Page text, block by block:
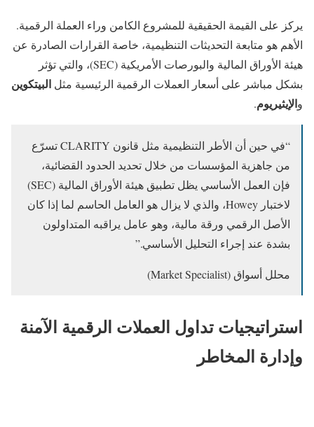
يركز على القيمة الحقيقية للمشروع الكامن وراء العملة الرقمية.
الأهم هو متابعة التحديثات التنظيمية، خاصة القرارات الصادرة عن
هيئة الأوراق المالية والبورصات الأمريكية (SEC)، والتي تؤثر
بشكل مباشر على أسعار العملات الرقمية الرئيسية مثل البيتكوين
والإيثيريوم.
“في حين أن الأطر التنظيمية مثل قانون CLARITY تسرّع
من جاهزية المؤسسات من خلال تحديد الحدود القضائية،
فإن العمل الأساسي يظل تطبيق هيئة الأوراق المالية (SEC)
لاختبار Howey، والذي لا يزال هو العامل الحاسم لما إذا كان
الأصل الرقمي ورقة مالية، وهو عامل يراقبه المتداولون
بشدة عند إجراء التحليل الأساسي.”
محلل أسواق (Market Specialist)
استراتيجيات تداول العملات الرقمية الآمنة
وإدارة المخاطر